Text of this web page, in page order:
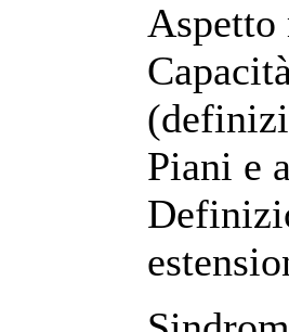
Piani e